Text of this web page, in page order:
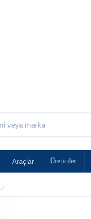
Araçlar Üreticiler
/